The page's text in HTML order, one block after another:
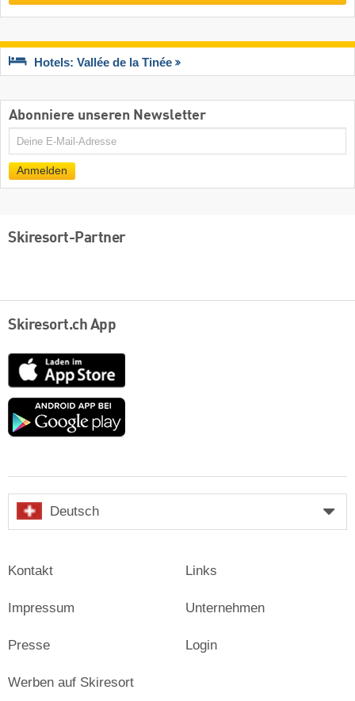
Hotels: Vallée de la Tinée
Abonniere unseren Newsletter
E-
Anmelden
Skiresort-Partner
Skiresort.ch App
App
Store
Google
Deutsch
Kontakt
Impressum
Presse
Links
Unternehmen
Login
Werben auf Skiresort